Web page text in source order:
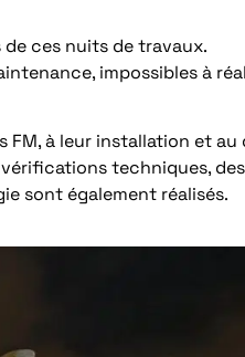
ces nuits de travaux.
impossibles à
FM, à leur installation et au
vérifications techniques,
sont également réalisés.